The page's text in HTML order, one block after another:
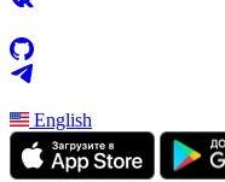
English